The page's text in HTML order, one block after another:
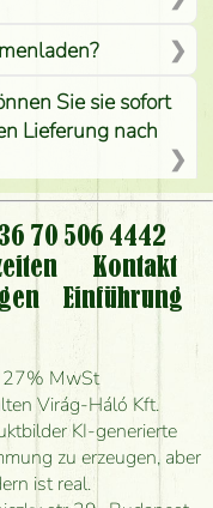
Sie sie sofort
Lieferung nach
geöffnet?
persönlich
möglich?
mit Lieferung
70 506 4442
Kontakt
Einführung
27% MwSt
Virág-Háló Kft.
KI-generierte
zu erzeugen, aber
ist real.